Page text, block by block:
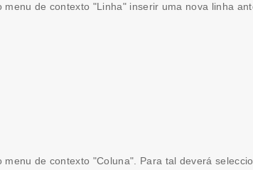
de contexto "Linha" inserir uma nova linha
de contexto "Coluna". Para tal deverá